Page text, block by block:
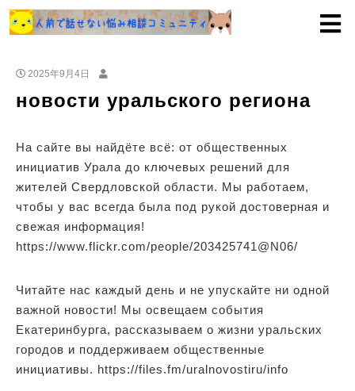
2025年9月4日
новости уральского региона
На сайте вы найдёте всё: от общественных
инициатив Урала до ключевых решений для
жителей Свердловской области. Мы работаем,
чтобы у вас всегда была под рукой достоверная и
свежая информация!
https://www.flickr.com/people/203425741@N06/
Читайте нас каждый день и не упускайте ни одной
важной новости! Мы освещаем события
Екатеринбурга, рассказываем о жизни уральских
городов и поддерживаем общественные
инициативы. https://files.fm/uralnovostiru/info